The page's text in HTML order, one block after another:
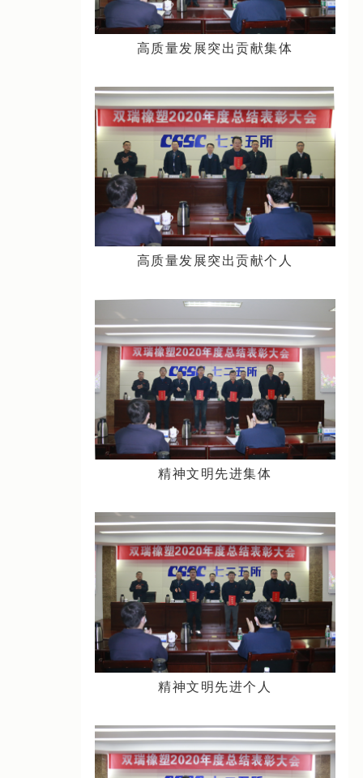
高质量发展突出贡献集体
高质量发展突出贡献个人
精神文明先进集体
精神文明先进个人